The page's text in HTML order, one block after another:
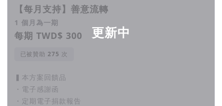
更新中
【每月支持】善意流轉
1 個月為一期
每期 TWD$ 300
已被贊助 次
▍本方案回饋品
・電子感謝函
・定期電子捐款報告